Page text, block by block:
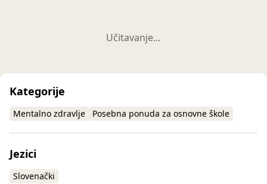
Učitavanje...
Kategorije
Mentalno zdravlje Posebna ponuda za osnovne škole
Jezici
Slovenački